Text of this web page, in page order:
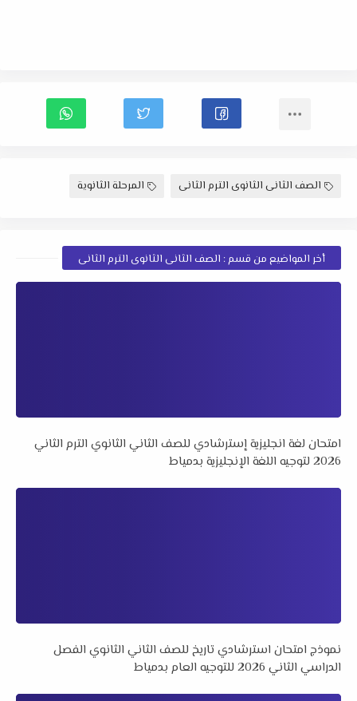
الصف الثانى الثانوى الترم الثانى المرحلة الثانوية
أخر المواضيع من قسم : الصف الثانى الثانوى الترم الثانى
امتحان لغة انجليزية إسترشادي للصف الثاني الثانوي الترم الثاني
2026 لتوجيه اللغة الإنجليزية بدمياط
نموذج امتحان استرشادي تاريخ للصف الثاني الثانوي الفصل
الدراسي الثاني 2026 للتوجيه العام بدمياط